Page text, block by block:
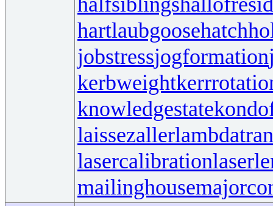
hartlaubgoose
jobstressjogformation
kerbweight
knowledgestate
laissezaller
lasercalibration
mailinghouse